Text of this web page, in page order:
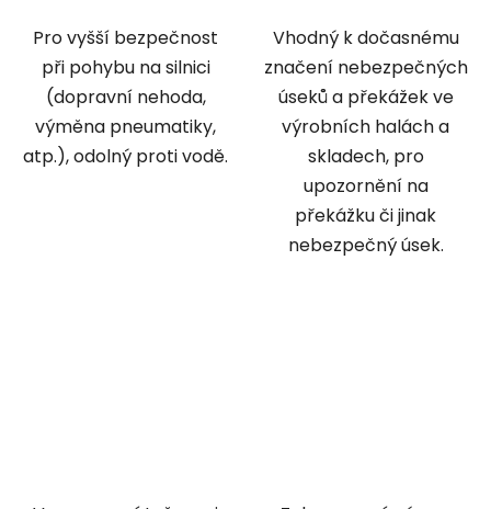
Pro vyšší bezpečnost
při pohybu na silnici
(dopravní nehoda,
výměna pneumatiky,
atp.), odolný proti vodě.
Vhodný k dočasnému
značení nebezpečných
úseků a překážek ve
výrobních halách a
skladech, pro
upozornění na
překážku či jinak
nebezpečný úsek.